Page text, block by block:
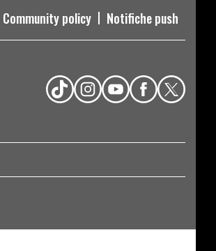
Community policy Notifiche push